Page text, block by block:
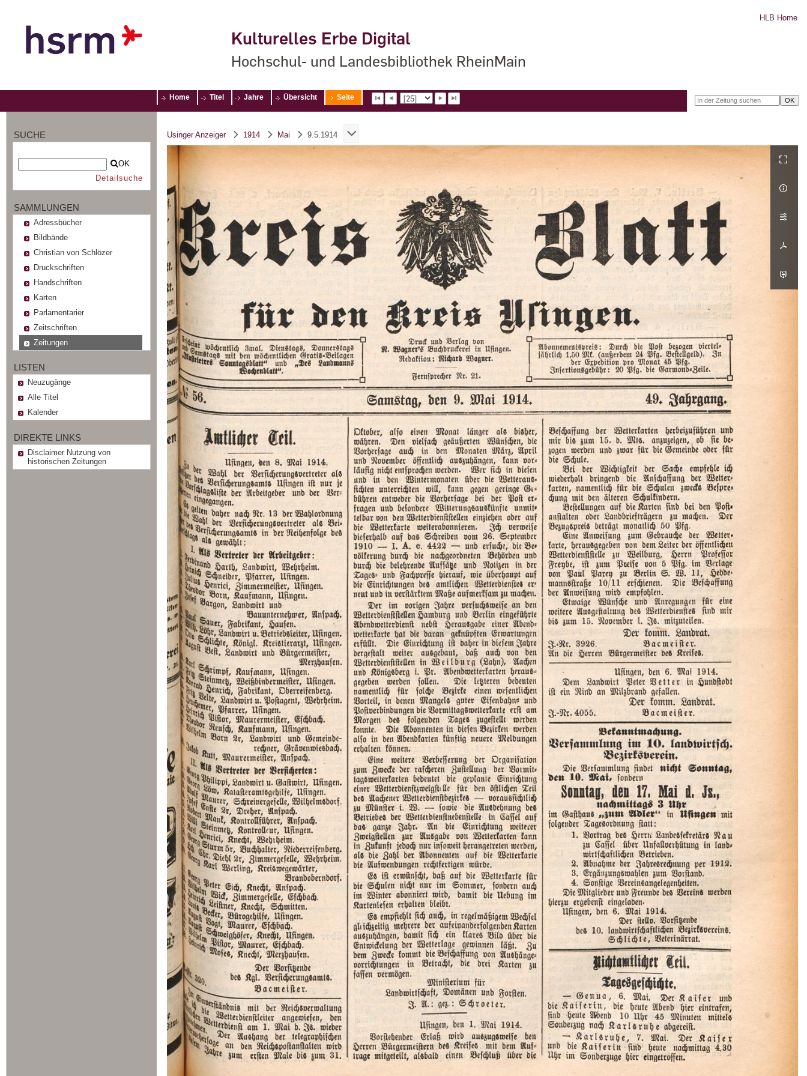
Kulturelles Erbe Digital
Hochschul- und Landesbibliothek RheinMain
HLB Home
Home Titel Jahre Übersicht Seite
SUCHE
OK
Detailsuche
SAMMLUNGEN
Adressbücher
Bildbände
Christian von Schlözer
Druckschriften
Handschriften
Karten
Parlamentarier
Zeitschriften
Zeitungen
LISTEN
Neuzugänge
Alle Titel
Kalender
DIREKTE LINKS
Disclaimer Nutzung von
historischen Zeitungen
Usinger Anzeiger 1914 Mai 9.5.1914